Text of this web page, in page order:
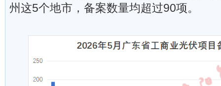
州这5个地市，备案数量均超过90项。